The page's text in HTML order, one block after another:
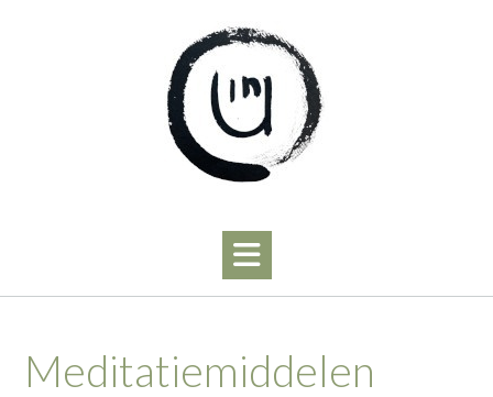
Meditatiemiddelen